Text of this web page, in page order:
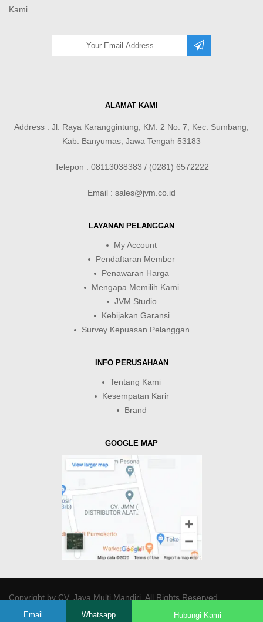
Kami
ALAMAT KAMI
Address : Jl. Raya Karanggintung, KM. 2 No. 7, Kec. Sumbang,
Kab. Banyumas, Jawa Tengah 53183
Telepon : 08113038383 / (0281) 6572222
Email : sales@jvm.co.id
LAYANAN PELANGGAN
My Account
Pendaftaran Member
Penawaran Harga
Mengapa Memilih Kami
JVM Studio
Kebijakan Garansi
Survey Kepuasan Pelanggan
INFO PERUSAHAAN
Tentang Kami
Kesempatan Karir
Brand
GOOGLE MAP
Copyright byCV. Java Multi Mandiri. All Rights Reserved.
Email Whatsapp Hubungi Kami